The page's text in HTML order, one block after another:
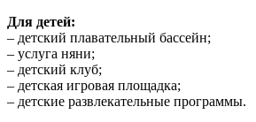
Для детей:
– детский плавательный бассейн;
– услуга няни;
– детский клуб;
– детская игровая площадка;
– детские развлекательные программы.